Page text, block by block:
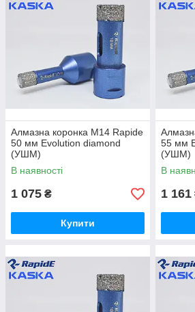
Алмазна коронка М14 Rapide
50 мм Evolution diamond
(УШМ)
В наявності
1 075 ₴
Купити
55 мм
(УШМ)
В
1 161